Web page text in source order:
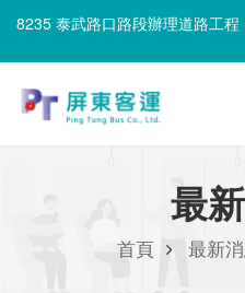
8235 泰武路口路段辦理道路工
8235 泰武路口路段辦理道路工程
最
首頁 最新